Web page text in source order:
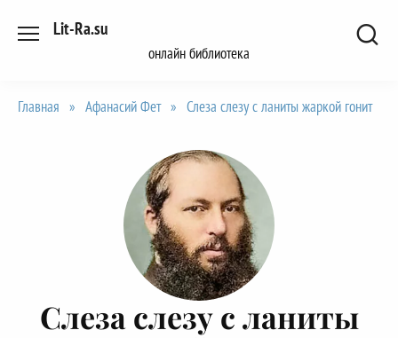
Lit-Ra.su
онлайн библиотека
Главная » Афанасий Фет » Слеза слезу с ланиты жаркой гонит
Слеза слезу с ланиты